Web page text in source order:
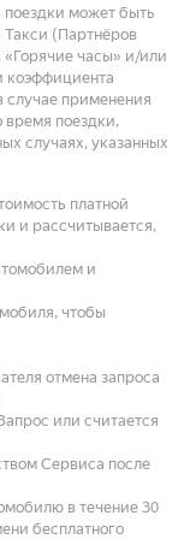
поездки может быть
(Партнёров
часы» и/или
коэффициента
случае применения
время поездки,
случаях, указанных
платной
и рассчитывается,
и
чтобы
отмена запроса
или считается
Сервиса после
в течение 30
бесплатного